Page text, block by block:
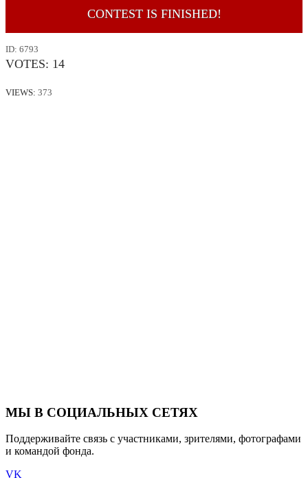
CONTEST IS FINISHED!
ID: 6793
VOTES: 14
VIEWS: 373
МЫ В СОЦИАЛЬНЫХ СЕТЯХ
Поддерживайте связь с участниками, зрителями, фотографами
и командой фонда.
VK